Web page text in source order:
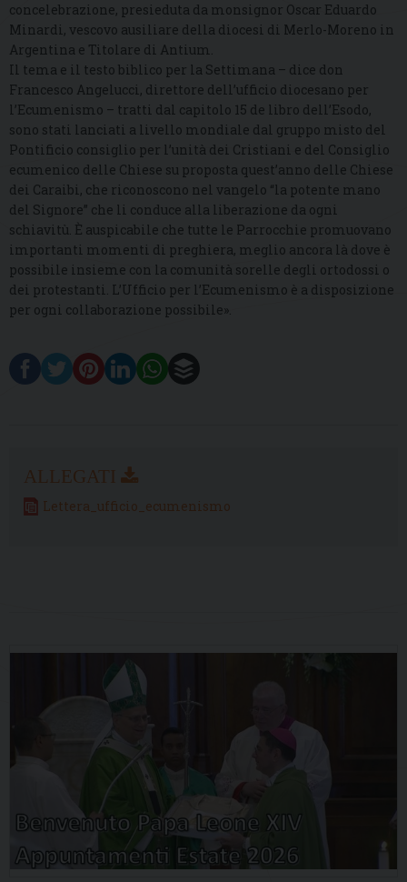
concelebrazione, presieduta da monsignor Oscar Eduardo
Minardi, vescovo ausiliare della diocesi di Merlo-Moreno in
Argentina e Titolare di Antium.
Il tema e il testo biblico per la Settimana – dice don
Francesco Angelucci, direttore dell’ufficio diocesano per
l’Ecumenismo – tratti dal capitolo 15 de libro dell’Esodo,
sono stati lanciati a livello mondiale dal gruppo misto del
Pontificio consiglio per l’unità dei Cristiani e del Consiglio
ecumenico delle Chiese su proposta quest’anno delle Chiese
dei Caraibi, che riconoscono nel vangelo “la potente mano
del Signore” che li conduce alla liberazione da ogni
schiavitù. È auspicabile che tutte le Parrocchie promuovano
importanti momenti di preghiera, meglio ancora là dove è
possibile insieme con la comunità sorelle degli ortodossi o
dei protestanti. L’Ufficio per l’Ecumenismo è a disposizione
per ogni collaborazione possibile».
Lettera_ufficio_ecumenismo